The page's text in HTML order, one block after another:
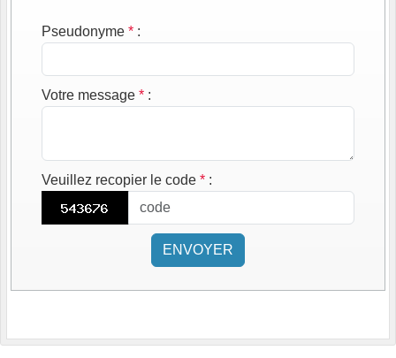
Pseudonyme * :
Votre message * :
Veuillez recopier le code * :
ENVOYER